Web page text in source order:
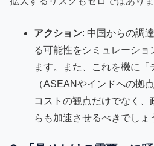
アクション: 中国からの調
る可能性をシミュレーショ
ます。また、これを機に
（ASEANやインドへの拠
コストの観点だけでなく
らも加速させるべきでしょ